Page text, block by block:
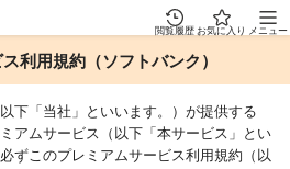
閲覧履歴 お気に入り メニュー
利用規約（ソフトバンク）
下「当社」といいます。）が提供する
アムサービス（以下「本サービス」とい
ずこのプレミアムサービス利用規約（以